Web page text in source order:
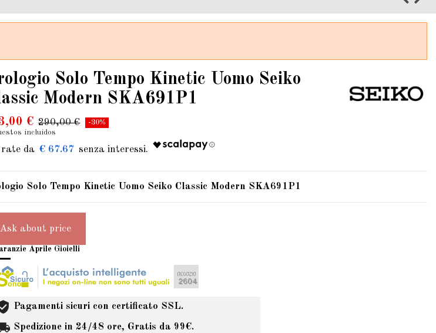
Solo Tempo Kinetic Uomo Seiko
Modern SKA691P1
€ 290,00 €
-30%
incluidos
€ 67.67
Solo Tempo Kinetic Uomo Seiko Classic Modern SKA691P1
Ask about price
Aprile Gioielli
Pagamenti sicuri con certificato SSL.
Spedizione in 24/48 ore, Gratis da 99€.